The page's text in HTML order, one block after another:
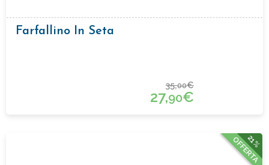
Farfallino In Seta
35,00€
27,90€
21%
OFFERTA